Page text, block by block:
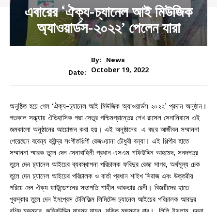
এবারের ‘ঐক্য-চ্যানেল আই মিউজিক
অ্যাওয়ার্ডস-২০২২’ পেলেন যারা
By:
News
Date:
October 19, 2022
অনুষ্ঠিত হয়ে গেল ‘ঐক্য-চ্যানেল আই মিউজিক অ্যাওয়ার্ডস ২০২২’ প্রদান অনুষ্ঠান।
গতকাল সন্ধ্যায় ঐতিহাসিক পদ্মা সেতুর পশ্চিমপ্রান্তের শেখ রাসেল সেনানিবাসে এই
জমকালো অনুষ্ঠানের আয়োজন করা হয়। এই অনুষ্ঠানের এ বছর আজীবন সম্মাননা
পেয়েছেন বরেন্য রবীন্দ্র সংগীতশিল্পী রেজওয়ানা চৌধুরী বন্যা। এই শিল্পীর হাতে
সম্মাননা স্মারক তুলে দেন সেনাবাহিনী প্রধান এসএম শফিউদ্দিন আহমেদ, সনদপত্র
তুলে দেন চ্যানেল আইয়ের ব্যবস্থাপনা পরিচালক ফরিদুর রেজা সাগর, অর্থমূল্য চেক
তুলে দেন চ্যানেল আইয়ের পরিচালক ও বার্তা প্রধান শাইখ সিরাজ এবং উত্তরীয়
পরিয়ে দেন ঐক্য ফাউন্ডেশনের সভাপতি শাহীন আকতার রেনী। বিজয়ীদের হাতে
পুরস্কার তুলে দেন ইমপ্রেস টেলিফিল্ম লিমিটেড চ্যানেল আইয়ের পরিচালক আবদুর